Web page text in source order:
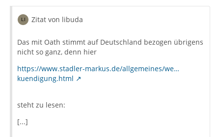
Zitat von libuda
Das mit Oath stimmt auf Deutschland bezogen übrigens
nicht so ganz, denn hier
https://www.stadler-markus.de/allgemeines/we…
kuendigung.html
steht zu lesen:
[...]